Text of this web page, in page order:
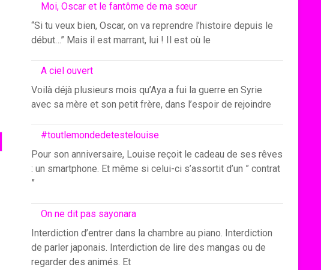
Moi, Oscar et le fantôme de ma sœur
“Si tu veux bien, Oscar, on va reprendre l’histoire depuis le
début…” Mais il est marrant, lui ! Il est où le
A ciel ouvert
Voilà déjà plusieurs mois qu’Aya a fui la guerre en Syrie
avec sa mère et son petit frère, dans l’espoir de rejoindre
#toutlemondedetestelouise
Pour son anniversaire, Louise reçoit le cadeau de ses rêves
: un smartphone. Et même si celui-ci s’assortit d’un ” contrat
”
On ne dit pas sayonara
Interdiction d’entrer dans la chambre au piano. Interdiction
de parler japonais. Interdiction de lire des mangas ou de
regarder des animés. Et